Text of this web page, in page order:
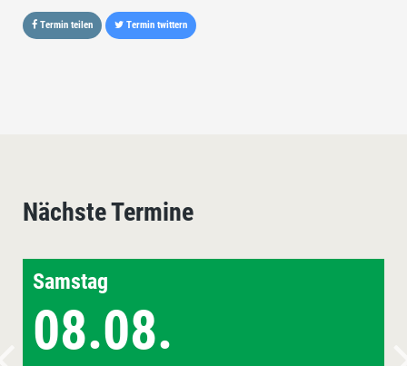
Termin teilen Termin twittern
Nächste Termine
Samstag
08.08.